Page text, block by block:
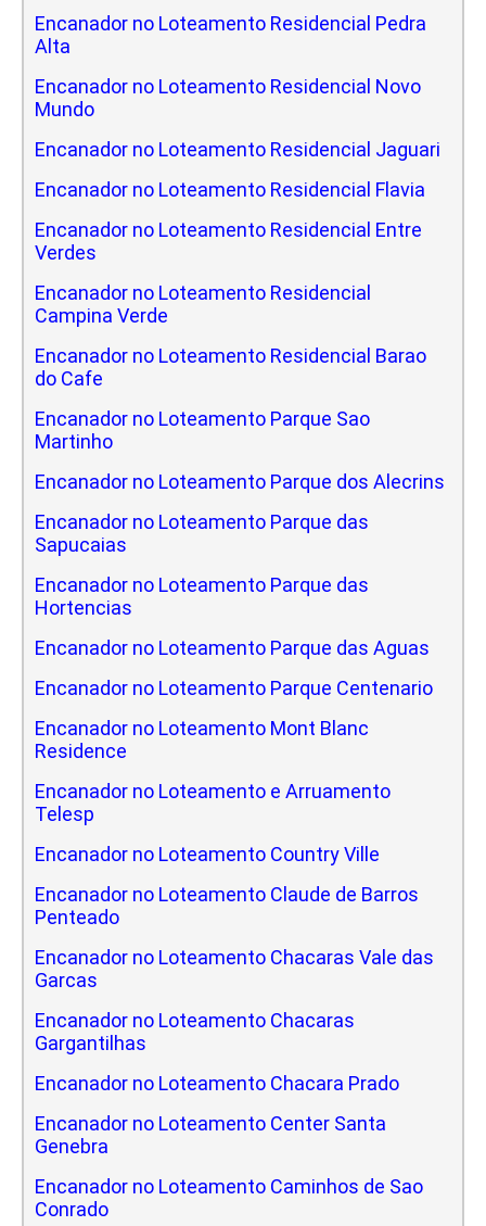
Encanador no Loteamento Residencial Pedra
Alta
Encanador no Loteamento Residencial Novo
Mundo
Encanador no Loteamento Residencial Jaguari
Encanador no Loteamento Residencial Flavia
Encanador no Loteamento Residencial Entre
Verdes
Encanador no Loteamento Residencial
Campina Verde
Encanador no Loteamento Residencial Barao
do Cafe
Encanador no Loteamento Parque Sao
Martinho
Encanador no Loteamento Parque dos Alecrins
Encanador no Loteamento Parque das
Sapucaias
Encanador no Loteamento Parque das
Hortencias
Encanador no Loteamento Parque das Aguas
Encanador no Loteamento Parque Centenario
Encanador no Loteamento Mont Blanc
Residence
Encanador no Loteamento e Arruamento
Telesp
Encanador no Loteamento Country Ville
Encanador no Loteamento Claude de Barros
Penteado
Encanador no Loteamento Chacaras Vale das
Garcas
Encanador no Loteamento Chacaras
Gargantilhas
Encanador no Loteamento Chacara Prado
Encanador no Loteamento Center Santa
Genebra
Encanador no Loteamento Caminhos de Sao
Conrado